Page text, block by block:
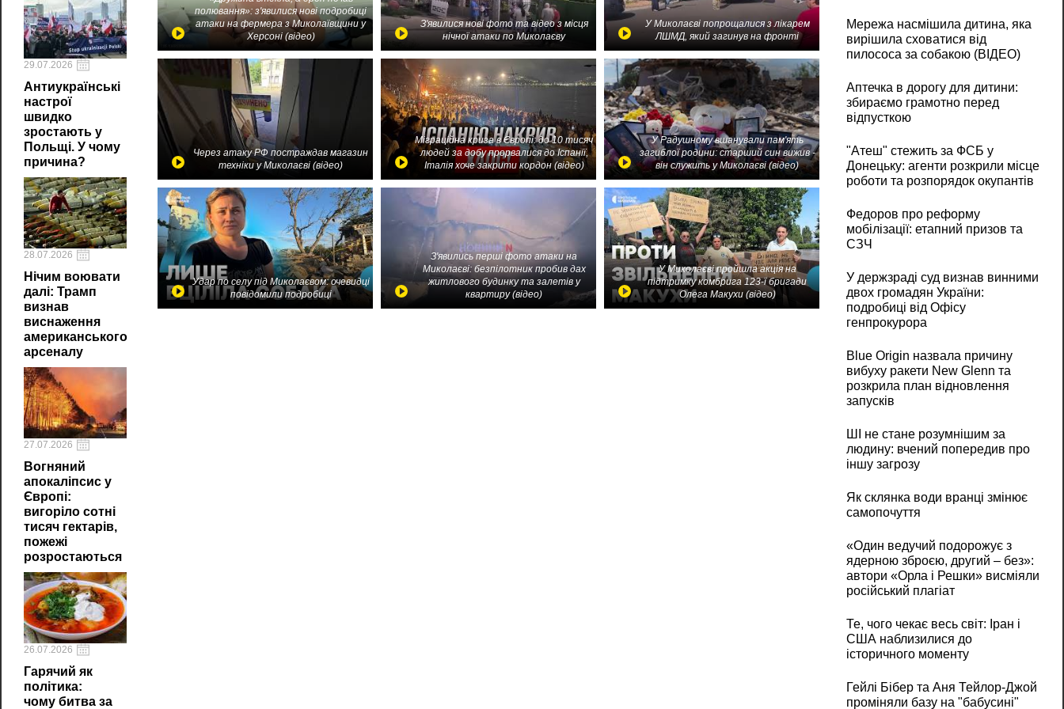
29.07.2026
Антиукраїнські
настрої
швидко
зростають у
Польщі. У чому
причина?
28.07.2026
Нічим воювати
далі: Трамп
визнав
виснаження
американського
арсеналу
27.07.2026
Вогняний
апокаліпсис у
Європі:
вигоріло сотні
тисяч гектарів,
пожежі
розростаються
26.07.2026
Гарячий як
політика:
чому битва за
полювання»: з'явилися нові подробиці
атаки на фермера з Миколаївщини у
Херсоні (відео)
З'явилися нові фото та відео з місця
нічної атаки по Миколаєву
У Миколаєві попрощалися з лікарем
ЛШМД, який загинув на фронті
Через атаку РФ постраждав магазин
техніки у Миколаєві (відео)
Міграційна криза в Європі: до 10 тисяч
людей за добу прорвалися до Іспанії,
Італія хоче закрити кордон (відео)
У Радушному вшанували пам'ять
загиблої родини: старший син вижив -
він служить у Миколаєві (відео)
Удар по селу під Миколаєвом: очевидці
повідомили подробиці
З'явились перші фото атаки на
Миколаєві: безпілотник пробив дах
житлового будинку та залетів у
квартиру (відео)
У Миколаєві пройшла акція на
підтримку комбрига 123-ї бригади
Олега Макухи (відео)
Мережа насмішила дитина, яка
вирішила сховатися від
пилососа за собакою (ВІДЕО)
Аптечка в дорогу для дитини:
збираємо грамотно перед
відпусткою
"Атеш" стежить за ФСБ у
Донецьку: агенти розкрили місце
роботи та розпорядок окупантів
Федоров про реформу
мобілізації: етапний призов та
СЗЧ
У держзраді суд визнав винними
двох громадян України:
подробиці від Офісу
генпрокурора
Blue Origin назвала причину
вибуху ракети New Glenn та
розкрила план відновлення
запусків
ШІ не стане розумнішим за
людину: вчений попередив про
іншу загрозу
Як склянка води вранці змінює
самопочуття
«Один ведучий подорожує з
ядерною зброєю, другий – без»:
автори «Орла і Решки» висміяли
російський плагіат
Те, чого чекає весь світ: Іран і
США наблизилися до
історичного моменту
Гейлі Бібер та Аня Тейлор-Джой
проміняли базу на "бабусині"